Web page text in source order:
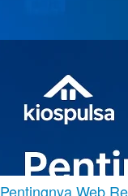
Pentingnya Web